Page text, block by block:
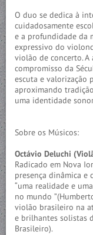
O duo se dedica à
cuidadosamente
e a profundidade da
expressivo do
violão de concerto. A
compromisso da
escuta e valorização
aproximando
uma identidade
Sobre os Músicos:
Octávio Deluchi
Radicado em Nova
presença dinâmica e
“uma realidade e
no mundo
violão brasileiro na
e brilhantes solistas
Brasileiro).